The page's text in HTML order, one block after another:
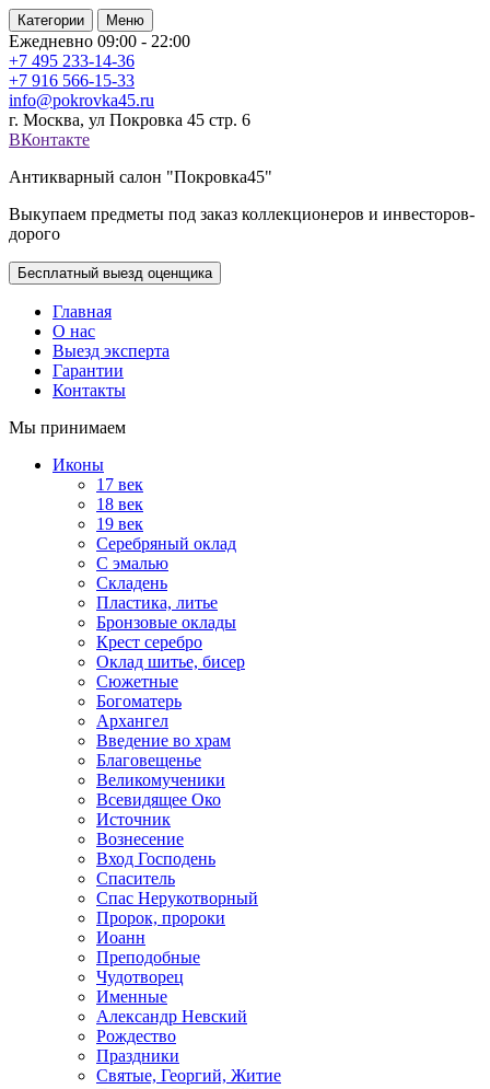
Категории Меню
Ежедневно 09:00 - 22:00
+7 495 233-14-36
+7 916 566-15-33
info@pokrovka45.ru
г. Москва, ул Покровка 45 стр. 6
ВКонтакте
Антикварный салон "Покровка45"
Выкупаем предметы под заказ коллекционеров и инвесторов-
дорого
Бесплатный выезд оценщика
Главная
О нас
Выезд эксперта
Гарантии
Контакты
Мы принимаем
Иконы
17 век
18 век
19 век
Серебряный оклад
С эмалью
Складень
Пластика, литье
Бронзовые оклады
Крест серебро
Оклад шитье, бисер
Сюжетные
Богоматерь
Архангел
Введение во храм
Благовещенье
Великомученики
Всевидящее Око
Источник
Вознесение
Вход Господень
Спаситель
Спас Нерукотворный
Пророк, пророки
Иоанн
Преподобные
Чудотворец
Именные
Александр Невский
Рождество
Праздники
Святые, Георгий, Житие